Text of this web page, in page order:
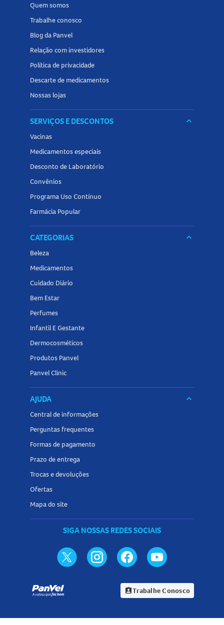
Quem somos
Trabalhe conosco
Blog da Panvel
Relação com investidores
Política de privacidade
Descarte de medicamentos
Nossas lojas
SERVIÇOS E DESCONTOS keyboard_arrow_down
Vacinas
Medicamentos especiais
Desconto de Laboratório
Convênios
Programa Uso Contínuo
Farmácia Popular
CATEGORIAS keyboard_arrow_down
Beleza
Medicamentos
Cuidado Diário
Bem Estar
Perfumes
Infantil E Gestante
Dermocosméticos
Produtos Panvel
Panvel Clinic
AJUDA keyboard_arrow_down
Central de informações
Perguntas frequentes
Formas de pagamento
Prazo de entrega
Trocas e devoluções
Ofertas
Mapa do site
SIGA NOSSAS REDES SOCIAIS
assignment_indTrabalhe Conosco